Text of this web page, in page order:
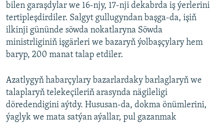
bilen garaşdylar we 16-njy, 17-nji dekabrda iş ýerlerini
tertipleşdirdiler. Salgyt gullugyndan başga-da, işiň
ilkinji gününde söwda nokatlaryna Söwda
ministrliginiň işgärleri we bazaryň ýolbaşçylary hem
baryp, 200 manat talap etdiler.
Azatlygyň habarçylary bazarlardaky barlaglaryň we
talaplaryň telekeçileriň arasynda nägileligi
döredendigini aýtdy. Hususan-da, dokma önümlerini,
ýaglyk we mata satýan aýallar, pul gazanmak